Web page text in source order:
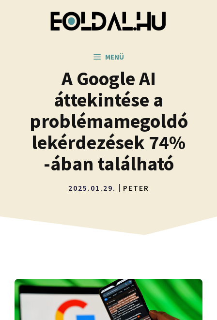
MENÜ
A Google AI
áttekintése a
problémamegoldó
lekérdezések 74%
-ában található
2025.01.29. PETER